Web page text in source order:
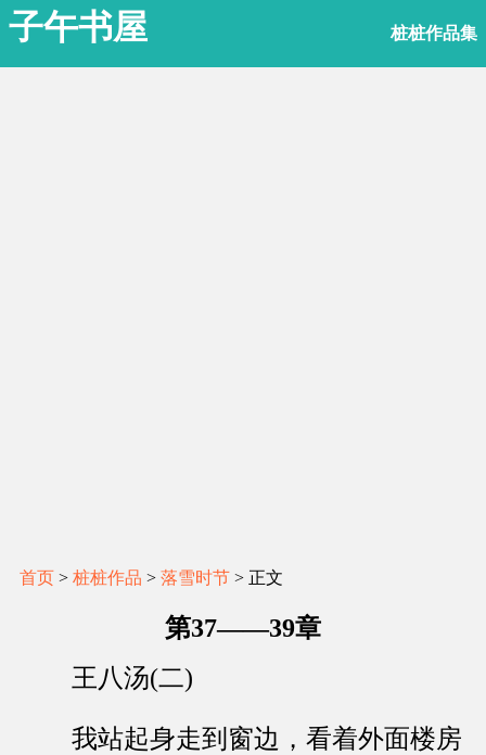
子午书屋 桩桩作品集
首页 > 桩桩作品 > 落雪时节 > 正文
第37——39章
王八汤(二)
我站起身走到窗边，看着外面楼房